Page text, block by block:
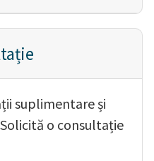
suplimentare și
o consultație